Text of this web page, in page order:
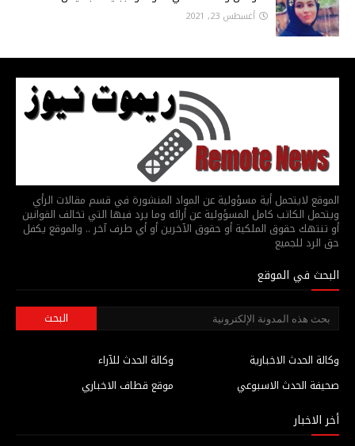
أغسطس 23, 2021
الموقع لايتحمل أية مسؤولية عن المواد المنشورة في قسم مقالات الرأي
ويتحمل الكاتب كامل المسؤولية عن أرائه وما يرد فيها التي تخالف القوانين
أو تنتهك حقوق الملكية أو حقوق الآخرين أو أي طرف آخر .. والموقع يكفل
حق الرد للجميع
البحث في الموقع
وكالة الحدث للآراء
وكالة الحدث الاخبارية
موقع قطاف الاخباري
صحيفة الحدث الاسبوعي
أخر الاخبار